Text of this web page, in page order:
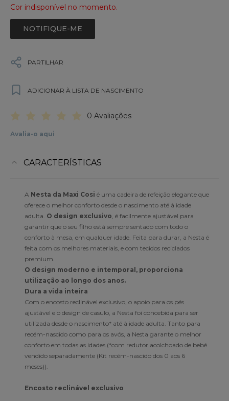
Cor indisponível no momento.
NOTIFIQUE-ME
PARTILHAR
ADICIONAR À LISTA DE NASCIMENTO
0 Avaliações
Avalia-o aqui
CARACTERÍSTICAS
A Nesta da Maxi Cosi é uma cadeira de refeição elegante que
oferece o melhor conforto desde o nascimento até à idade
adulta. O design exclusivo, é facilmente ajustável para
garantir que o seu filho está sempre sentado com todo o
conforto à mesa, em qualquer idade. Feita para durar, a Nesta é
feita com os melhores materiais, e com tecidos reciclados
premium.
O design moderno e intemporal, proporciona
utilização ao longo dos anos.
Dura a vida inteira
Com o encosto reclinável exclusivo, o apoio para os pés
ajustável e o design de casulo, a Nesta foi concebida para ser
utilizada desde o nascimento* até à idade adulta. Tanto para
recém-nascido como para os avós, a Nesta garante o melhor
conforto em todas as idades (*com redutor acolchoado de bebé
vendido separadamente (Kit recém-nascido dos 0 aos 6
meses)).
Encosto reclinável exclusivo